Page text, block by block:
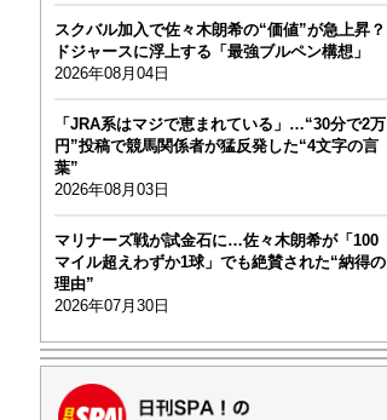
スクバル加入で佐々木朗希の“価値”が急上昇？
ドジャースに浮上する「最強ブルペン構想」
2026年08月04日
「JRA系はマジで恵まれている」…“30分で2万
円”投稿で競馬関係者が猛反発した“4文字の言
葉”
2026年08月03日
マリナーズ戦が試金石に…佐々木朗希が「100
マイル超えわずか1球」でも絶賛された“納得の
理由”
2026年07月30日